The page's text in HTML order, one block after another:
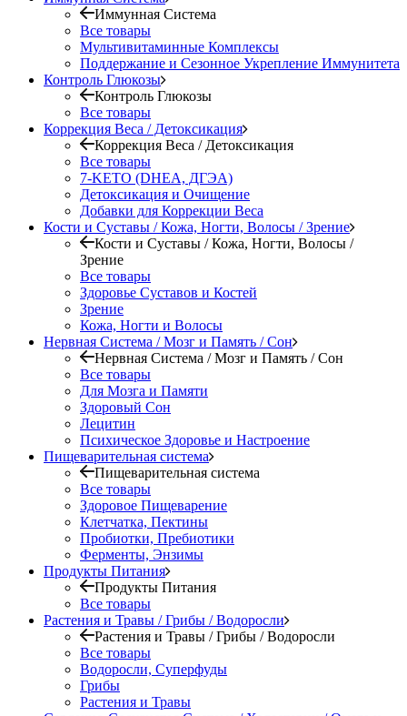
Иммунная Система
Все товары
Мультивитаминные Комплексы
Поддержание и Сезонное Укрепление Иммунитета
Контроль Глюкозы
Контроль Глюкозы
Все товары
Коррекция Веса / Детоксикация
Коррекция Веса / Детоксикация
Все товары
7-KETO (DHEA, ДГЭА)
Детоксикация и Очищение
Добавки для Коррекции Веса
Кости и Суставы / Кожа, Ногти, Волосы / Зрение
Кости и Суставы / Кожа, Ногти, Волосы /
Зрение
Все товары
Здоровье Суставов и Костей
Зрение
Кожа, Ногти и Волосы
Нервная Система / Мозг и Память / Сон
Нервная Система / Мозг и Память / Сон
Все товары
Для Мозга и Памяти
Здоровый Сон
Лецитин
Психическое Здоровье и Настроение
Пищеварительная система
Пищеварительная система
Все товары
Здоровое Пищеварение
Клетчатка, Пектины
Пробиотки, Пребиотики
Ферменты, Энзимы
Продукты Питания
Продукты Питания
Все товары
Растения и Травы / Грибы / Водоросли
Растения и Травы / Грибы / Водоросли
Все товары
Водоросли, Суперфуды
Грибы
Растения и Травы